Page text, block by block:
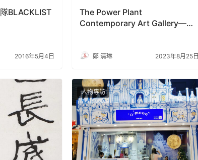
BLACKLIST
2016年5月4日
The Power Plant
Contemporary Art Gallery——
鄭 清琳 2023年8月25日
人物專訪